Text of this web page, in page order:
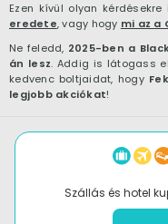
Ezen kívül olyan
eredete, vagy hogy mi az a
Ne feledd, 2025-ben a
án lesz. Addig is látogass
kedvenc boltjaidat, hogy
legjobb akciókat!
Szállás és hotel